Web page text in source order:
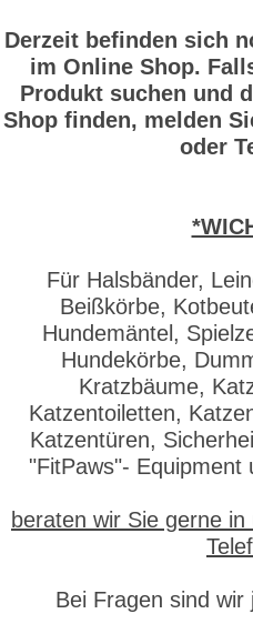
Derzeit befinden sich
im Online Shop.
Produkt suchen und
Shop finden, melden
oder
Für Halsbänder,
Beißkörbe,
Hundemäntel,
Hundekörbe,
Kratzbäume,
Katzentoiletten,
Katzentüren,
"FitPaws"- Equipment
beraten wir Sie gerne
Bei Fragen sind